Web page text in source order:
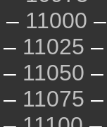
– 11000
– 11025
– 11050
– 11075